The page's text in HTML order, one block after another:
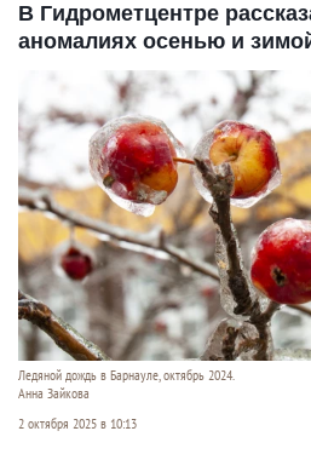
В Гидрометцентре
аномалиях осенью и
Ледяной дождь в Барнауле, октябрь 2024.
Анна Зайкова
2 октября 2025 в 10:13